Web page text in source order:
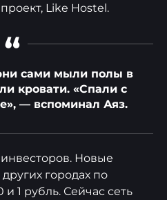
Like Hostel.
“
сами мыли полы в
кровати. «Спали с
— вспоминал Аяз.
Новые
городах по
1 рубль. Сейчас сеть